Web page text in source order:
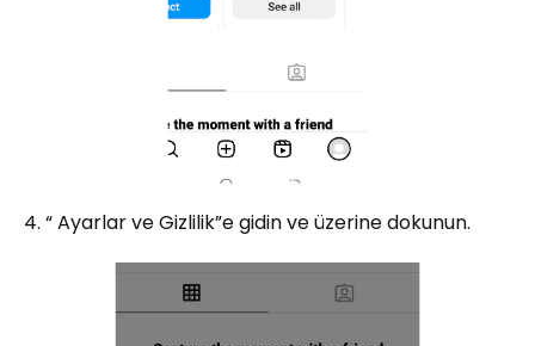
4. “ Ayarlar ve Gizlilik”e gidin ve üzerine dokunun.